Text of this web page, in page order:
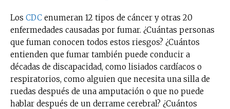
Los CDC enumeran 12 tipos de cáncer y otras 20
enfermedades causadas por fumar. ¿Cuántas personas
que fuman conocen todos estos riesgos? ¿Cuántos
entienden que fumar también puede conducir a
décadas de discapacidad, como lisiados cardíacos o
respiratorios, como alguien que necesita una silla de
ruedas después de una amputación o que no puede
hablar después de un derrame cerebral? ¿Cuántos